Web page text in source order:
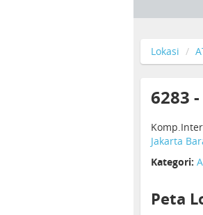
Lokasi
6283
Jakarta
Kategori:
Peta